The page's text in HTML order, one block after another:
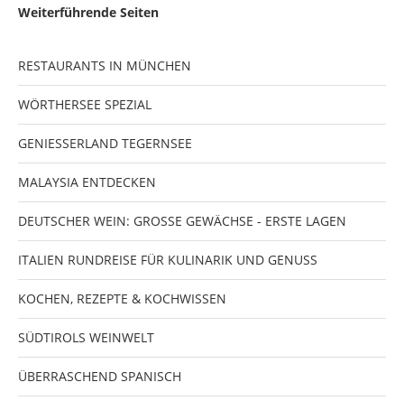
Weiterführende Seiten
RESTAURANTS IN MÜNCHEN
WÖRTHERSEE SPEZIAL
GENIESSERLAND TEGERNSEE
MALAYSIA ENTDECKEN
DEUTSCHER WEIN: GROSSE GEWÄCHSE - ERSTE LAGEN
ITALIEN RUNDREISE FÜR KULINARIK UND GENUSS
KOCHEN, REZEPTE & KOCHWISSEN
SÜDTIROLS WEINWELT
ÜBERRASCHEND SPANISCH